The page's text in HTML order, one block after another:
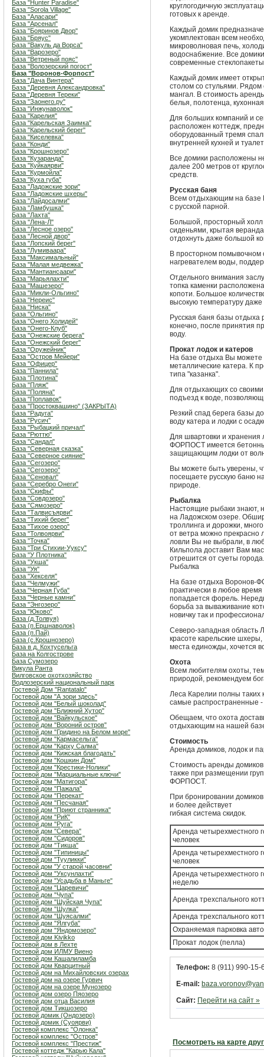
База "Hunter Paradise"
База "Sorola Village"
База "Аласари"
База "Арсенал"
База "Бояринов Двор"
База "Бряус"
База "Вакуль да Ворса"
База "Варозеро"
База "Ветреный пояс"
База "Волозерский погост"
База "Воронов-Форпост"
База "Дача Винтера"
База "Деревня Александровка"
База "Деревня Тереки"
База "Заонего.ру"
База "Инжунаволок"
База "Карелия"
База "Карельская Заимка"
База "Карельский берег"
База "Киселевка"
База "Конди"
База "Крошнозеро"
База "Кузаранда"
База "Куйкаярви"
База "Курмойла"
База "Куха губа"
База "Ладожские зори"
База "Ладожские шхеры"
База "Лайдосалми"
База "Ламбушка"
База "Лахта"
База "Лена-Л"
База "Лесное озеро"
База "Лесной двор"
База "Лопский берег"
База "Лумиваара"
База "Максимальный"
База "Малая медвежка"
База "Мантиансаари"
База "Марьялахти"
База "Машезеро"
База "Микли-Ольгино"
База "Нереис"
База "Ниска"
База "Ольгино"
База "Онего Холидей"
База "Онего-Клуб"
База "Онежские берега"
База "Онежский берег"
База "Оружейник"
База "Остров Мейери"
База "Офицер"
База "Паннила"
База "Плотина"
База "Пляж"
База "Поляна"
База "Поплавок"
База "Простоквашино" (ЗАКРЫТА)
База "Радуга"
База "Русич"
База "Рыбацкий причал"
База "Рюттю"
База "Сандал"
База "Северная сказка"
База "Северное сияние"
База "Сегозеро"
База "Сегозеро"
База "Сеновал"
База "Серебро Онеги"
База "Скифы"
База "Совдозеро"
База "Сямозеро"
База "Талвисъярви"
База "Тихий берег"
База "Тихое озеро"
База "Толвоярви"
База "Точка"
База "Три Стихии-Ууксу"
База "У Плотника"
База "Укша"
База "Уя"
База "Хекселя"
База "Челмужи"
База "Черная Губа"
База "Черные камни"
База "Энгозеро"
База "Юково"
База (д.Толвуя)
База (п.Ершнаволок)
База (п.Пай)
База (с.Крошнозеро)
База в д. Кохтусельга
База на Колгострове
База Сумозеро
Викула Ранта
Вилговское охотхозяйство
Водлозерский национальный парк
Гостевой Дом "Rantatalo"
Гостевой дом "А зори здесь"
Гостевой дом "Белый шоколад"
Гостевой дом "Ближний Хутор"
Гостевой дом "Вайкульское"
Гостевой дом "Вороний остров"
Гостевой дом "Гридино на Белом море"
Гостевой дом "Кармасельга"
Гостевой дом "Карху Салма"
Гостевой дом "Кижская благодать"
Гостевой дом "Кошкин Дом"
Гостевой дом "Крестики-Нолики"
Гостевой дом "Марциальные ключи"
Гостевой дом "Матигора"
Гостевой дом "Пажала"
Гостевой дом "Перекат"
Гостевой дом "Песчаная"
Гостевой дом "Приют странника"
Гостевой дом "РиК"
Гостевой дом "Руга"
Гостевой дом "Севера"
Гостевой дом "Сидоров"
Гостевой дом "Тикша"
Гостевой дом "Типиницы"
Гостевой дом "Тууликки"
Гостевой дом "У старой часовни"
Гостевой дом "Уксунлахти"
Гостевой дом "Усадьба в Маньге"
Гостевой дом "Царевичи"
Гостевой дом "Чупа"
Гостевой дом "Шуйская Чупа"
Гостевой дом "Шулка"
Гостевой дом "Шуясалми"
Гостевой дом "Ялгуба"
Гостевой дом "Яндомозеро"
Гостевой дом Kivikko
Гостевой дом в Лехте
Гостевой дом ИЛМУ Виено
Гостевой дом Кашалиламба
Гостевой дом Кварцитный
Гостевой дом на Михайловских озерах
Гостевой дом на озере Гурвич
Гостевой дом на озере Мунозеро
Гостевой дом озеро Пяозеро
Гостевой дом отца Василия
Гостевой дом Тикшозеро
Гостевой домик (Ондозеро)
Гостевой домик (Суоярви)
Гостевой комплекс "Олонка"
Гостевой комплекс "Остров"
Гостевой комплекс "Престиж"
Гостевой коттедж "Карью Кала"
круглогодичную
готовых к аренде.
Каждый домик
укомплектован всем
микроволновая печь,
водоснабжение. Все
современные
Каждый домик имеет
столом со стульями.
мангал. В стоимость
белья, полотенца,
Для больших компаний и
расположен коттедж,
оборудованный тремя
внутренней кухней и
Все домики расположены
далее 200 метров от
средств.
Русская баня
Всем отдыхающим на
с русской парной.
Большой, просторный
сиденьями, крытая
отдохнуть даже большой
В просторном
нагревателем воды,
Отдельного внимания
топка каменки
копоти. Большое
высокую температуру
Русская баня базы отдыха
конечно, после принятия
воду.
Прокат лодок и катеров
На базе отдыха Вы можете
металлические катера. К
типа "казанка".
Для отдыхающих со
подъезд к воде,
Резкий спад берега базы
воду катера и лодки с
Для швартовки и хранения
ФОРПОСТ имеется
защищающим лодки от
Вы можете быть уверены,
посещаете русскую баню
природе.
Рыбалка
Настоящие рыбаки знают,
на Ладожском озере.
троллинга и дорожки,
от ветра можно прекрасно
ловли Вы не выбрали, в
Кильпола доставит Вам
отрешится от суеты города.
Рыбалка
На базе отдыха Воронов-
практически в любое
попадается форель.
борьба за вываживание
новичку так и
Северо-западная область
красоте карельские
места единожды, хочется
Охота
Всем любителям охоты,
природой, рекомендуем
Леса Карелии полны таких
самые распространенные -
Обещаем, что охота
отдыхающим на нашей
Стоимость
Аренда домиков, лодок и
Стоимость аренды
также при размещении
ФОРПОСТ.
При бронировании
и более действует
гибкая система скидок.
Аренда четырехместного
человек
Аренда четырехместного
человек
Аренда четырехместного
неделю
Аренда трехспального
Аренда трехспального
Охраняемая парковка
Прокат лодок (пелла)
Телефон: 8 (911) 990-15-
E-mail:
Сайт: Перейти на сайт »
Посмотреть на карте